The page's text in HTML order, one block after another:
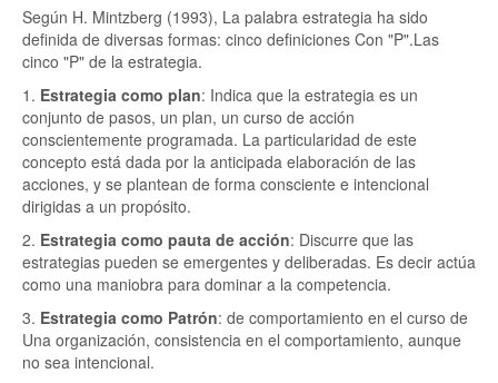
Según H. Mintzberg (1993), La palabra estrategia ha sido
definida de diversas formas: cinco definiciones Con "P".Las
cinco "P" de la estrategia.
1. Estrategia como plan: Indica que la estrategia es un
conjunto de pasos, un plan, un curso de acción
conscientemente programada. La particularidad de este
concepto está dada por la anticipada elaboración de las
acciones, y se plantean de forma consciente e intencional
dirigidas a un propósito.
2. Estrategia como pauta de acción: Discurre que las
estrategias pueden se emergentes y deliberadas. Es decir actúa
como una maniobra para dominar a la competencia.
3. Estrategia como Patrón: de comportamiento en el curso de
Una organización, consistencia en el comportamiento, aunque
no sea intencional.